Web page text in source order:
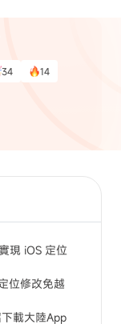
34
14
現 iOS 定位
位修改免越
載大陸App